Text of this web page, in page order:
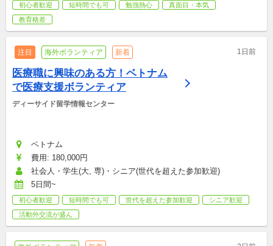
初心者歓迎 短時間でも可 勉強熱心
真面目・本気
教育格差
注目 海外ボランティア 新着 1日前
医療職に興味のある方！ベトナム
で医療支援ボランティア
ディーサイド留学情報センター
ベトナム
費用: 180,000円
社会人・学生(大, 専)・シニア(世代を超えた参加歓迎)
5日間~
初心者歓迎 短時間でも可 世代を超えた参加歓迎
シニア歓迎
活動外交流が盛ん